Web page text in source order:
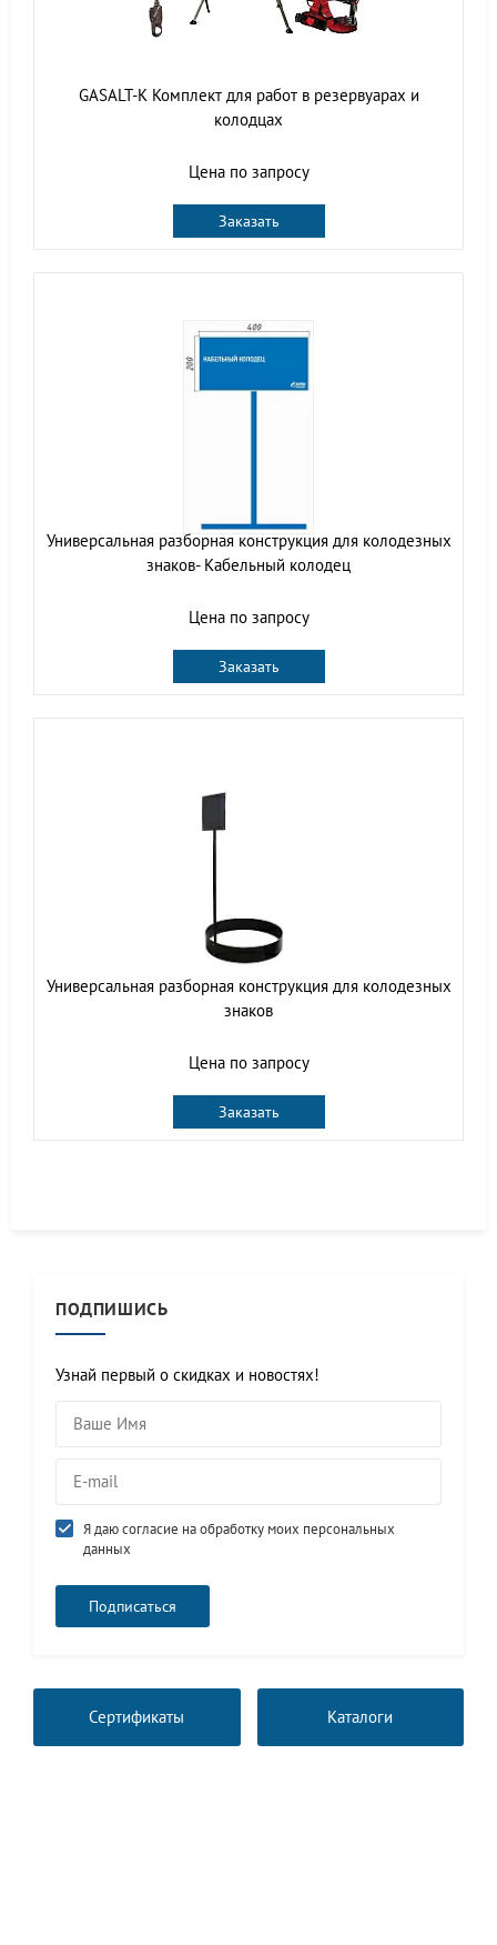
ПОДПИШИСЬ
Узнай первый о скидках и новостях!
Я даю согласие на обработку моих персональных
данных
Сертификаты Каталоги
GASALT-K Комплект для работ в резервуарах и
колодцах
Цена по запросу
Заказать
Универсальная разборная конструкция для колодезных
знаков- Кабельный колодец
Цена по запросу
Заказать
Универсальная разборная конструкция для колодезных
знаков
Цена по запросу
Заказать